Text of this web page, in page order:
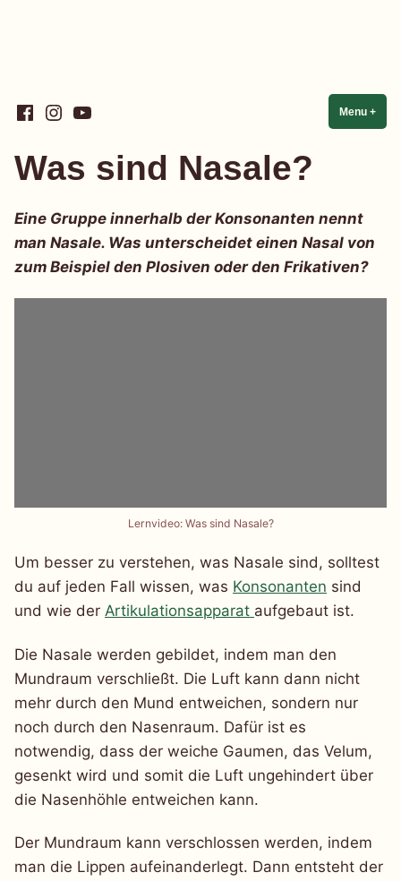
Linguistik einfach einfach Menu +
Facebook
Instagram
YouTube
Was sind Nasale?
Eine Gruppe innerhalb der Konsonanten nennt
man Nasale. Was unterscheidet einen Nasal von
zum Beispiel den Plosiven oder den Frikativen?
Lernvideo: Was sind Nasale?
Um besser zu verstehen, was Nasale sind, solltest
du auf jeden Fall wissen, was Konsonanten sind
und wie der Artikulationsapparat aufgebaut ist.
Die Nasale werden gebildet, indem man den
Mundraum verschließt. Die Luft kann dann nicht
mehr durch den Mund entweichen, sondern nur
noch durch den Nasenraum. Dafür ist es
notwendig, dass der weiche Gaumen, das Velum,
gesenkt wird und somit die Luft ungehindert über
die Nasenhöhle entweichen kann.
Der Mundraum kann verschlossen werden, indem
man die Lippen aufeinanderlegt. Dann entsteht der